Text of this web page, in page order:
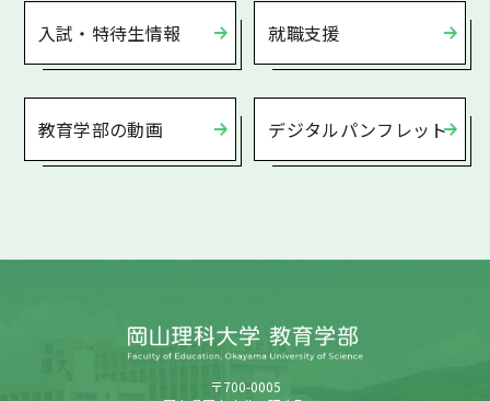
入試・特待生情報 就職支援
教育学部の動画 デジタルパンフレット
〒700-0005